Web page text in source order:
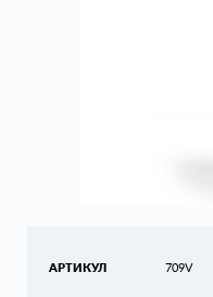
АРТИКУЛ 709V